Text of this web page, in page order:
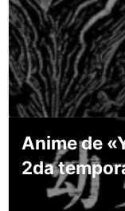
Anime de
2da